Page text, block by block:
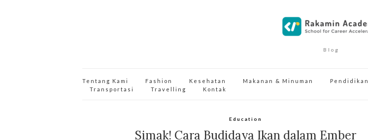
Blog
Tentang Kami Fashion Kesehatan Makanan & Minuman
Pendidikan
Transportasi
Travelling Kontak
Education
Simak! Cara Budidaya Ikan dalam Ember